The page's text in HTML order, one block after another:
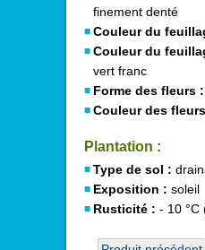
finement denté
Couleur du
Couleur du
vert franc
Forme des fleurs :
Couleur des
Plantation :
Type de sol :
Exposition : soleil
Rusticité : - 10 °C